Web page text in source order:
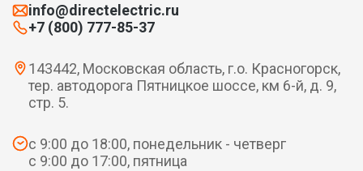
info@directelectric.ru
+7 (800) 777-85-37
143442, Московская область, г.о. Красногорск,
тер. автодорога Пятницкое шоссе, км 6-й, д. 9,
стр. 5.
с 9:00 до 18:00, понедельник - четверг
с 9:00 до 17:00, пятница